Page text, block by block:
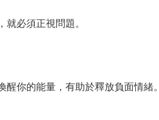
必須正視問題。
你的能量，有助於釋放負面情緒。